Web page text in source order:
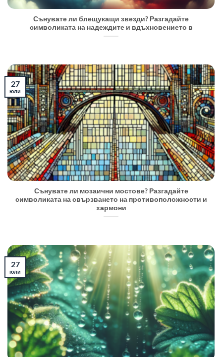
Сънувате ли блещукащи звезди? Разгадайте
символиката на надеждите и вдъхновението в
Сънувате ли мозаични мостове? Разгадайте
символиката на свързването на противоположности и
хармони
27
юли
27
юли